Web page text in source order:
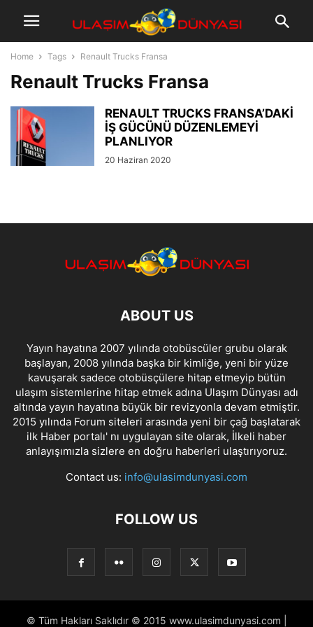
Home Tags Renault Trucks Fransa
Renault Trucks Fransa
RENAULT TRUCKS FRANSA’DAKİ
İŞ GÜCÜNÜ DÜZENLEMEYİ
PLANLIYOR
20 Haziran 2020
ABOUT US
Yayın hayatına 2007 yılında otobüscüler grubu olarak
başlayan, 2008 yılında başka bir kimliğe, yeni bir yüze
kavuşarak sadece otobüsçülere hitap etmeyip bütün
ulaşım sistemlerine hitap etmek adına Ulaşım Dünyası adı
altında yayın hayatına büyük bir revizyonla devam etmiştir.
2015 yılında Forum siteleri arasında yeni bir çağ başlatarak
ilk Haber portalı' nı uygulayan site olarak, İlkeli haber
anlayışımızla sizlere en doğru haberleri ulaştırıyoruz.
Contact us: info@ulasimdunyasi.com
FOLLOW US
© Tüm Hakları Saklıdır © 2015 www.ulasimdunyasi.com |